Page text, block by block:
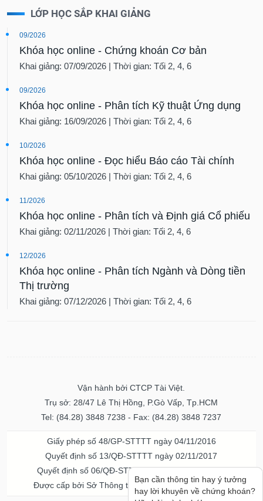
LỚP HỌC SẮP KHAI GIẢNG
09/2026
Khóa học online - Chứng khoán Cơ bản
Khai giảng: 07/09/2026 | Thời gian: Tối 2, 4, 6
09/2026
Khóa học online - Phân tích Kỹ thuật Ứng dụng
Khai giảng: 16/09/2026 | Thời gian: Tối 2, 4, 6
10/2026
Khóa học online - Đọc hiểu Báo cáo Tài chính
Khai giảng: 05/10/2026 | Thời gian: Tối 2, 4, 6
11/2026
Khóa học online - Phân tích và Định giá Cổ phiếu
Khai giảng: 02/11/2026 | Thời gian: Tối 2, 4, 6
12/2026
Khóa học online - Phân tích Ngành và Dòng tiền
Thị trường
Khai giảng: 07/12/2026 | Thời gian: Tối 2, 4, 6
Vận hành bởi CTCP Tài Việt.
Trụ sở: 28/47 Lê Thị Hồng, P.Gò Vấp, Tp.HCM
Tel: (84.28) 3848 7238 - Fax: (84.28) 3848 7237
Giấy phép số 48/GP-STTTT ngày 04/11/2016
Quyết định số 13/QĐ-STTTT ngày 02/11/2017
Quyết định số 06/QĐ-STTTT-ICP ngày 20/07/2023
Được cấp bởi Sở Thông tin và Truyền thông TPHCM
Bạn cần thông tin hay ý tưởng
hay lời khuyên về chứng khoán?